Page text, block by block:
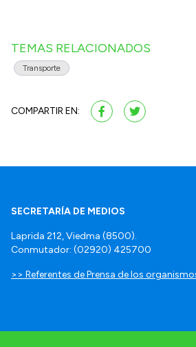
TEMAS RELACIONADOS
Transporte
COMPARTIR EN:
SECRETARÍA DE MEDIOS
Laprida 212, Viedma (8500).
Conmutador: (02920) 425700
>> Referentes de Prensa de los